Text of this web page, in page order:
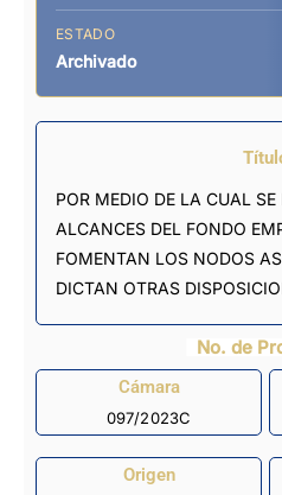
ESTADO
Archivado
POR MEDIO DE LA CUAL
ALCANCES DEL FONDO
FOMENTAN LOS NODOS
DICTAN OTRAS
No. de
Cámara
097/2023C
Origen